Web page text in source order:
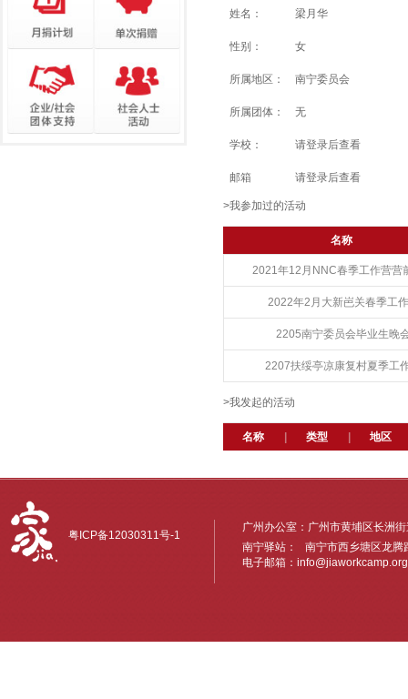
姓名： 梁月华
性别： 女
所属地区： 南宁委员会
所属团体： 无
学校： 请登录后查看
邮箱 请登录后查看
>我参加过的活动
名称
2021年12月NNC春季工作营营
2022年2月大新岜关春季工
2205南宁委员会毕业生晚
2207扶绥亭凉康复村夏季工
>我发起的活动
名称 类型 地区
粤ICP备12030311号-1
广州办公室：广州市黄埔区长洲
南宁驿站： 南宁市西乡塘区龙
电子邮箱： info@jiaworkcamp.org